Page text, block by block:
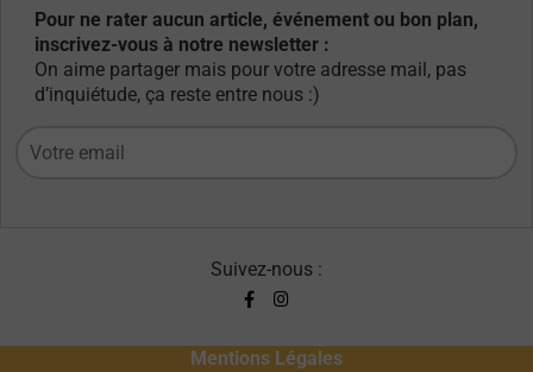
Pour ne rater aucun article, événement ou bon plan,
inscrivez-vous à notre newsletter :
On aime partager mais pour votre adresse mail, pas
d’inquiétude, ça reste entre nous :)
Suivez-nous :
Mentions Légales